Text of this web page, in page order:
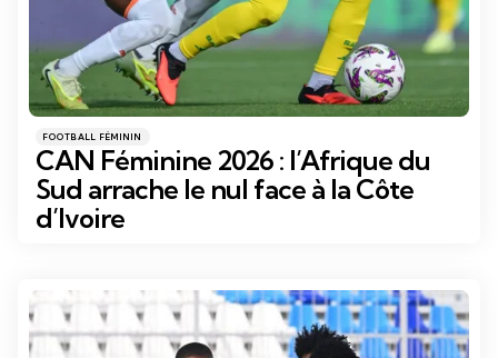
Catégories
Posté
dans
FOOTBALL FÉMININ
CAN Féminine 2026 : l’Afrique du
Sud arrache le nul face à la Côte
d’Ivoire